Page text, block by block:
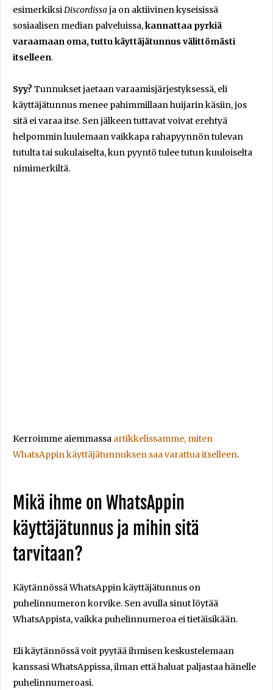
esimerkiksi Discordissaja on aktiivinen kyseisissä
sosiaalisen median palveluissa,kannattaa pyrkiä
varaamaan oma, tuttu käyttäjätunnus välittömästi
itselleen.
Syy? Tunnukset jaetaan varaamisjärjestyksessä, eli
käyttäjätunnus menee pahimmillaan huijarin käsiin, jos
sitä ei varaa itse. Sen jälkeen tuttavat voivat erehtyä
helpommin luulemaan vaikkapa rahapyynnön tulevan
tutulta tai sukulaiselta, kun pyyntö tulee tutun kuuloiselta
nimimerkiltä.
Kerroimme aiemmassa artikkelissamme, miten
WhatsAppin käyttäjätunnuksen saa varattua itselleen.
Mikä ihme on WhatsAppin
käyttäjätunnus ja mihin sitä
tarvitaan?
Käytännössä WhatsAppin käyttäjätunnus on
puhelinnumeron korvike. Sen avulla sinut löytää
WhatsAppista, vaikka puhelinnumeroa ei tietäisikään.
Eli käytännössä voit pyytää ihmisen keskustelemaan
kanssasi WhatsAppissa, ilman että haluat paljastaa hänelle
puhelinnumeroasi.